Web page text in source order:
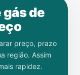
de
preço, prazo
região. Assim
rapidez.